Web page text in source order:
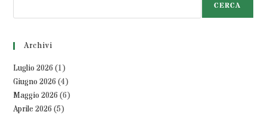
CERCA
Archivi
Luglio 2026 (1)
Giugno 2026 (4)
Maggio 2026 (6)
Aprile 2026 (5)